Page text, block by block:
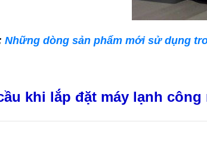
Những dòng sản phẩm mới sử dụng
khi lắp đặt máy lạnh công